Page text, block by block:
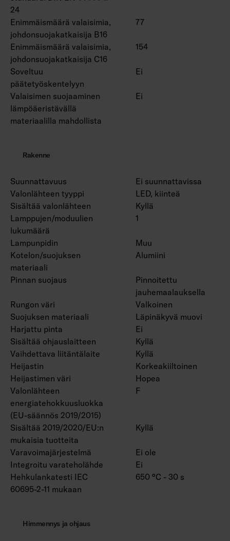
24
Enimmäismäärä valaisimia,
johdonsuojakatkaisija B16
77
Enimmäismäärä valaisimia,
johdonsuojakatkaisija C16
154
Soveltuu
päätetyöskentelyyn
Ei
Valaisimen suojaaminen
lämpöäeristävällä
materiaalilla mahdollista
Ei
Rakenne
Suunnattavuus
Ei suunnattavissa
Valonlähteen tyyppi
LED, kiinteä
Sisältää valonlähteen
Kyllä
Lamppujen/moduulien
lukumäärä
1
Lampunpidin
Muu
Kotelon/suojuksen
materiaali
Alumiini
Pinnan suojaus
Pinnoitettu
jauhemaalauksella
Rungon väri
Valkoinen
Suojuksen materiaali
Läpinäkyvä muovi
Harjattu pinta
Ei
Sisältää ohjauslaitteen
Kyllä
Vaihdettava liitäntälaite
Kyllä
Heijastin
Korkeakiiltoinen
Heijastimen väri
Hopea
Valonlähteen
energiatehokkuusluokka
(EU-säännös 2019/2015)
F
Sisältää 2019/2020/EU:n
mukaisia tuotteita
Kyllä
Varavoimajärjestelmä
Ei ole
Integroitu varateholähde
Ei
Hehkulankatesti IEC
60695-2-11 mukaan
650 °C - 30 s
Himmennys ja ohjaus